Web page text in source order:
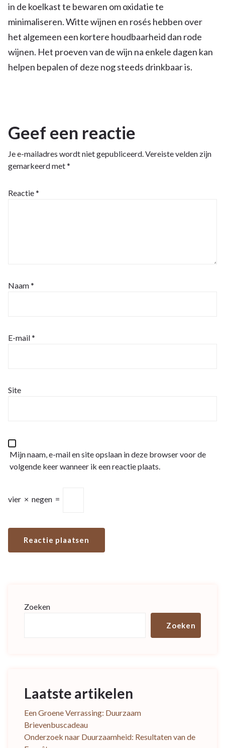
in de koelkast te bewaren om oxidatie te
minimaliseren. Witte wijnen en rosés hebben over
het algemeen een kortere houdbaarheid dan rode
wijnen. Het proeven van de wijn na enkele dagen kan
helpen bepalen of deze nog steeds drinkbaar is.
Geef een reactie
Je e-mailadres wordt niet gepubliceerd. Vereiste velden zijn
gemarkeerd met*
Reactie*
Naam*
E-mail*
Site
Mijn naam, e-mail en site opslaan in deze browser voor de
volgende keer wanneer ik een reactie plaats.
vier × negen =
Zoeken
Zoeken
Laatste artikelen
Een Groene Verrassing: Duurzaam
Brievenbuscadeau
Onderzoek naar Duurzaamheid: Resultaten van de